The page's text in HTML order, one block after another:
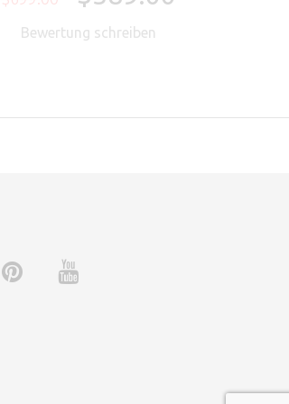
Bewertung schreiben